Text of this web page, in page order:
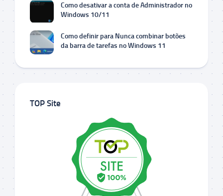
Como desativar a conta de Administrador no
Windows 10/11
Como definir para Nunca combinar botões
da barra de tarefas no Windows 11
TOP Site